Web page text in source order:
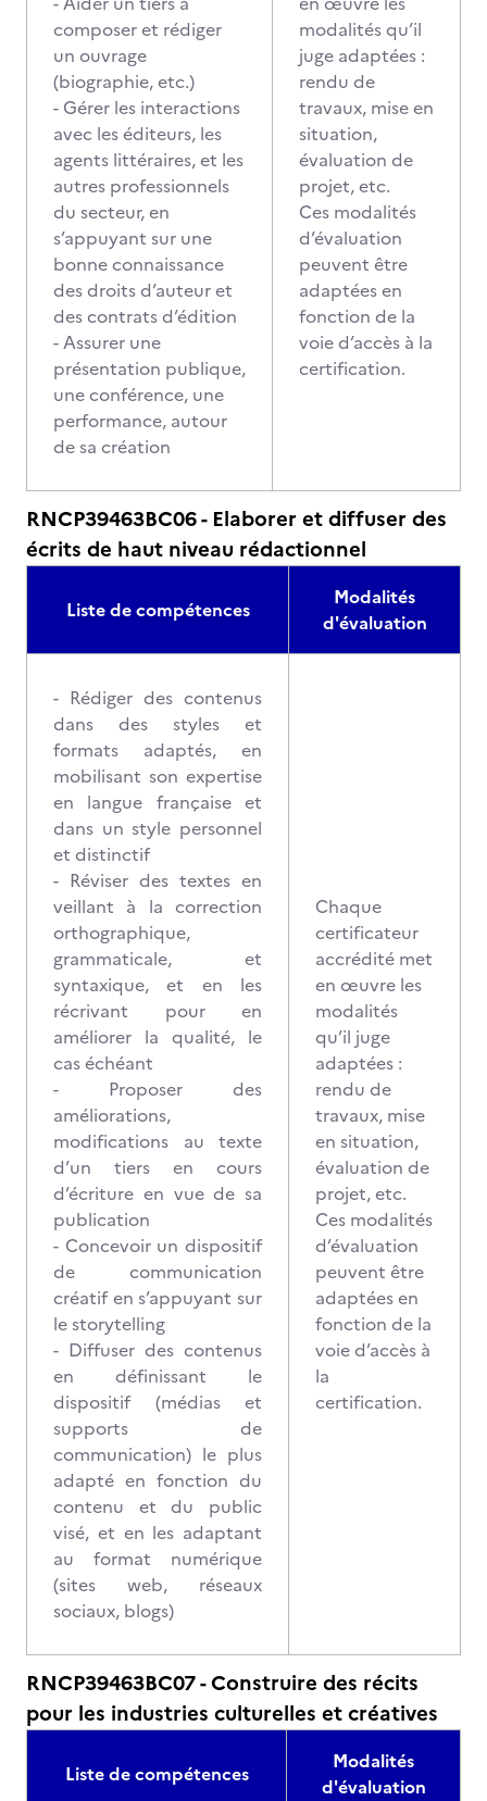
composer et rédiger
un ouvrage
(biographie, etc.)
- Gérer les interactions
avec les éditeurs, les
agents littéraires, et les
autres professionnels
du secteur, en
s’appuyant sur une
bonne connaissance
des droits d’auteur et
des contrats d’édition
- Assurer une
présentation publique,
une conférence, une
performance, autour
de sa création
modalités qu’il
juge adaptées :
rendu de
travaux, mise en
situation,
évaluation de
projet, etc.
Ces modalités
d’évaluation
peuvent être
adaptées en
fonction de la
voie d’accès à la
certification.
RNCP39463BC06 - Elaborer et diffuser des
écrits de haut niveau rédactionnel
Liste de compétences
Modalités
d'évaluation
- Rédiger des contenus
dans des styles et
formats adaptés, en
mobilisant son expertise
en langue française et
dans un style personnel
et distinctif
- Réviser des textes en
veillant à la correction
orthographique,
grammaticale, et
syntaxique, et en les
récrivant pour en
améliorer la qualité, le
cas échéant
- Proposer des
améliorations,
modifications au texte
d’un tiers en cours
d’écriture en vue de sa
publication
- Concevoir un dispositif
de communication
créatif en s’appuyant sur
le storytelling
- Diffuser des contenus
en définissant le
dispositif (médias et
supports de
communication) le plus
adapté en fonction du
contenu et du public
visé, et en les adaptant
au format numérique
(sites web, réseaux
sociaux, blogs)
Chaque
certificateur
accrédité met
en œuvre les
modalités
qu’il juge
adaptées :
rendu de
travaux, mise
en situation,
évaluation de
projet, etc.
Ces modalités
d’évaluation
peuvent être
adaptées en
fonction de la
voie d’accès à
la
certification.
RNCP39463BC07 - Construire des récits
pour les industries culturelles et créatives
Liste de compétences
Modalités
d'évaluation